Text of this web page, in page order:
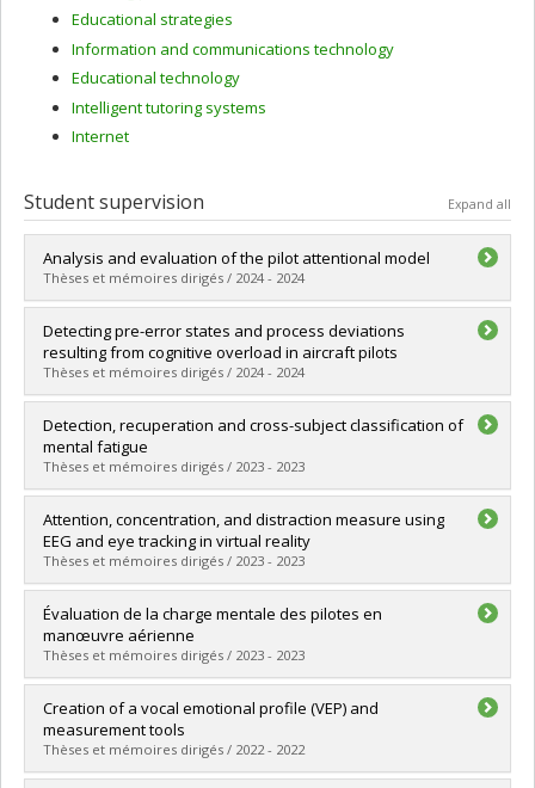
Educational strategies
Information and communications technology
Educational technology
Intelligent tutoring systems
Internet
Student supervision Expand all
Analysis and evaluation of the pilot attentional model
Thèses et mémoires dirigés / 2024 - 2024
Graduate :Ghaderi, Maryam
Cycle :Master's
Grade :M. Sc.
Lien vers le document dans Papyrus
Detecting pre-error states and process deviations
resulting from cognitive overload in aircraft pilots
Thèses et mémoires dirigés / 2024 - 2024
Graduate :Pietracupa, Massimo
Cycle : Master's
Grade :M. Sc.
Lien vers le document dans Papyrus
Detection, recuperation and cross-subject classification of
mental fatigue
Thèses et mémoires dirigés / 2023 - 2023
Graduate :Hajj Assaf, Alyssa
Cycle :Master's
Grade :M. Sc.
Lien vers le document dans Papyrus
Attention, concentration, and distraction measure using
EEG and eye tracking in virtual reality
Thèses et mémoires dirigés / 2023 - 2023
Graduate :Zarour, Mahdi
Cycle :Master's
Grade :M. Sc.
Lien vers le document dans Papyrus
Évaluation de la charge mentale des pilotes en
manœuvre aérienne
Thèses et mémoires dirigés / 2023 - 2023
Graduate :Antoine, Maxime
Cycle :Master's
Grade :M.S.I.
Lien vers le document dans Papyrus
Creation of a vocal emotional profile (VEP) and
measurement tools
Thèses et mémoires dirigés / 2022 - 2022